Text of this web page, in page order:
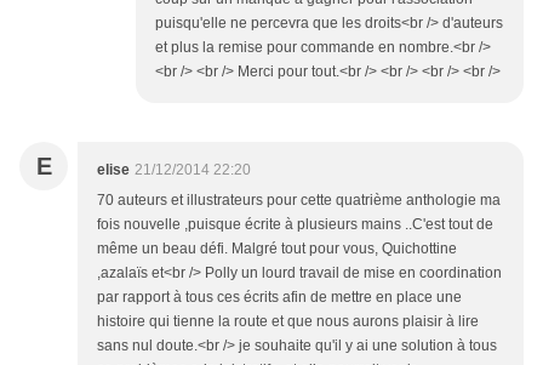
puisqu'elle ne percevra que les droits<br /> d'auteurs
et plus la remise pour commande en nombre.<br />
<br /> <br /> Merci pour tout.<br /> <br /> <br /> <br />
E elise 21/12/2014 22:20
70 auteurs et illustrateurs pour cette quatrième anthologie ma
fois nouvelle ,puisque écrite à plusieurs mains ..C'est tout de
même un beau défi. Malgré tout pour vous, Quichottine
,azalaïs et<br /> Polly un lourd travail de mise en coordination
par rapport à tous ces écrits afin de mettre en place une
histoire qui tienne la route et que nous aurons plaisir à lire
sans nul doute.<br /> je souhaite qu'il y ai une solution à tous